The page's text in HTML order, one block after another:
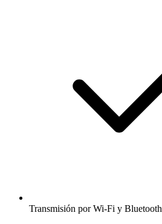
Transmisión por Wi-Fi y Bluetooth